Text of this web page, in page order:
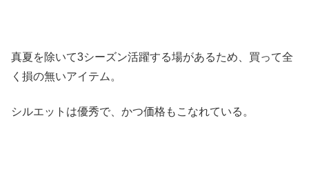
真夏を除いて3シーズン活躍する場があるため、買って全
く損の無いアイテム。
シルエットは優秀で、かつ価格もこなれている。